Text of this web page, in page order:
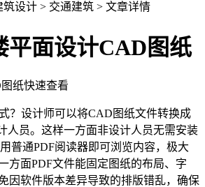
筑设计 > 交通建筑 > 文章详情
平面设计CAD图纸
纸快速查看
？设计师可以将CAD 图纸文件转换成
人员。这样一方面非设计人员无需安装
普通PDF阅读器即可浏览内容，极大
方面PDF文件能固定图纸的布局、字
因软件版本差异导致的排版错乱，确保